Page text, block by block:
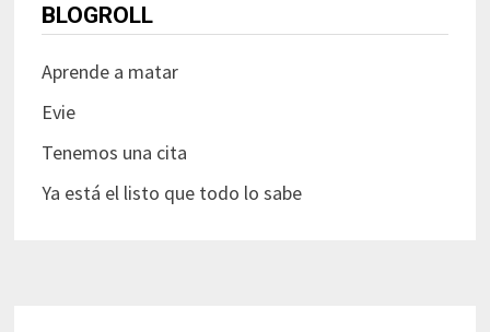
BLOGROLL
Aprende a matar
Evie
Tenemos una cita
Ya está el listo que todo lo sabe